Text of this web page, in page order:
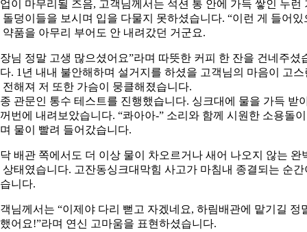
이 마무리될 즈음, 고객님께서는 석션 통 안에 가득 쌓인 누런
돌덩이들을 보시며 입을 다물지 못하셨습니다. “이런 게 들어있
약품을 아무리 부어도 안 내려갔던 거군요.
님 정말 고생 많으셨어요”라며 따뜻한 커피 한 잔을 건네주셨
. 1년 내내 불안해하며 설거지를 하셨을 고객님의 마음이 고스
전해져 저 또한 가슴이 뭉클해졌습니다.
관문인 통수 테스트를 진행했습니다. 싱크대에 물을 가득 받
번에 내려보았습니다. “콰아아-” 소리와 함께 시원한 소용돌
물이 빨려 들어갔습니다.
배관 쪽에서도 더 이상 물이 차오르거나 새어 나오지 않는 완
상태였습니다. 고잔동싱크대막힘 사고가 마침내 종결되는 순간
니다.
님께서는 “이제야 다리 뻗고 자겠네요, 하림배관에 맡기길 정
어요!”라며 연신 고마움을 표현하셨습니다.